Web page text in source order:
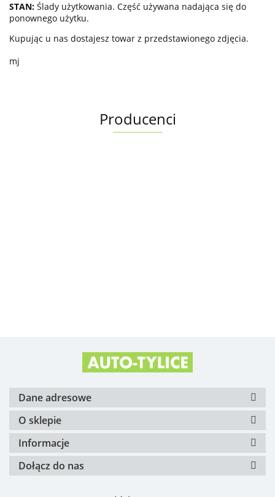
STAN: Ślady użytkowania. Część używana nadająca się do
ponownego użytku.
Kupując u nas dostajesz towar z przedstawionego zdjęcia.
mj
Producenci
Dane adresowe
O sklepie
Informacje
Dołącz do nas